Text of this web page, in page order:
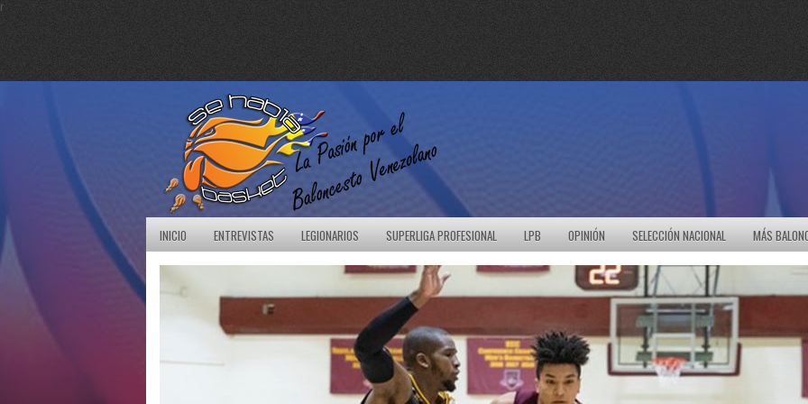
r
INICIO ENTREVISTAS LEGIONARIOS SUPERLIGA PROFESIONAL LPB OPINIÓN SELECCIÓN NACIONAL MÁS